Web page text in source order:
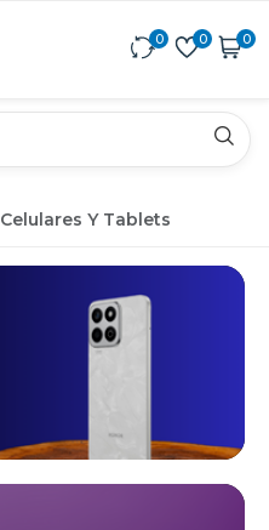
0 0 0
Celulares Y Tablets